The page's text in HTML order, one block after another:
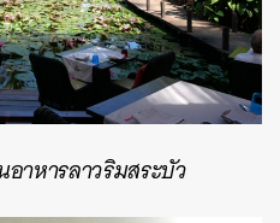
าหารลาวริมสระบัว